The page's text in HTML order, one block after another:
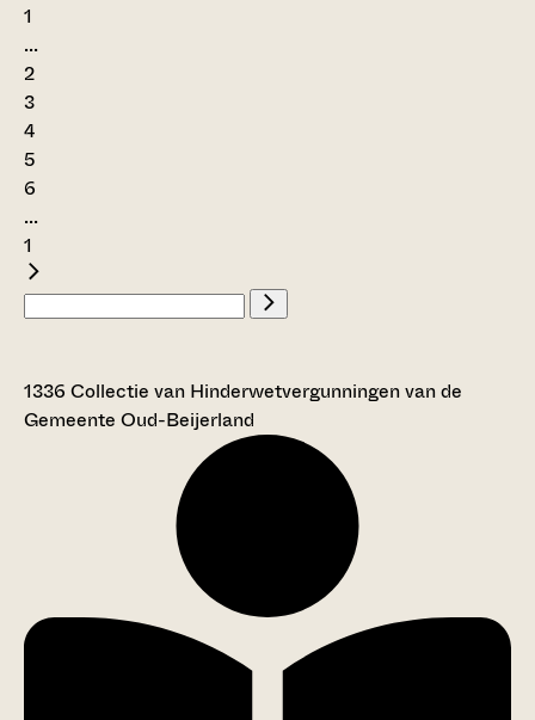
1
...
2
3
4
5
6
...
1
1336 Collectie van Hinderwetvergunningen van de
Gemeente Oud-Beijerland